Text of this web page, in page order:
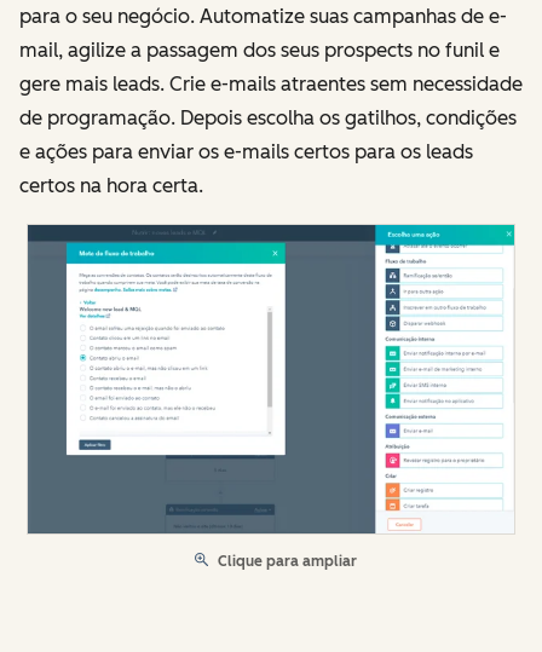
para o seu negócio. Automatize suas campanhas de e-
mail, agilize a passagem dos seus prospects no funil e
gere mais leads. Crie e-mails atraentes sem necessidade
de programação. Depois escolha os gatilhos, condições
e ações para enviar os e-mails certos para os leads
certos na hora certa.
Clique para ampliar